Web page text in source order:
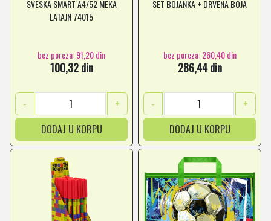
SVESKA SMART A4/52 MEKA
LATAJN 74015
bez poreza: 91,20 din
100,32 din
-
+
DODAJ U KORPU
SET BOJANKA + DRVENA BOJA
bez poreza: 260,40 din
286,44 din
-
+
DODAJ U KORPU